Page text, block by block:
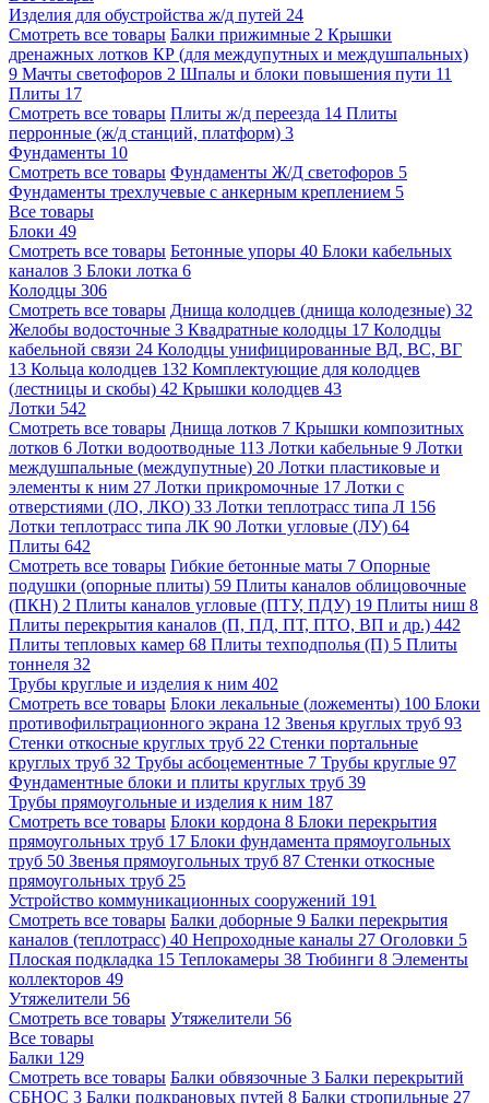
Изделия для обустройства ж/д путей 24
Смотреть все товары Балки прижимные 2 Крышки
дренажных лотков КР (для междупутных и междушпальных)
9 Мачты светофоров 2 Шпалы и блоки повышения пути 11
Плиты 17
Смотреть все товары Плиты ж/д переезда 14 Плиты
перронные (ж/д станций, платформ) 3
Фундаменты 10
Смотреть все товары Фундаменты Ж/Д светофоров 5
Фундаменты трехлучевые с анкерным креплением 5
Все товары
Блоки 49
Смотреть все товары Бетонные упоры 40 Блоки кабельных
каналов 3 Блоки лотка 6
Колодцы 306
Смотреть все товары Днища колодцев (днища колодезные) 32
Желобы водосточные 3 Квадратные колодцы 17 Колодцы
кабельной связи 24 Колодцы унифицированные ВД, ВС, ВГ
13 Кольца колодцев 132 Комплектующие для колодцев
(лестницы и скобы) 42 Крышки колодцев 43
Лотки 542
Смотреть все товары Днища лотков 7 Крышки композитных
лотков 6 Лотки водоотводные 113 Лотки кабельные 9 Лотки
междушпальные (междупутные) 20 Лотки пластиковые и
элементы к ним 27 Лотки прикромочные 17 Лотки с
отверстиями (ЛО, ЛКО) 33 Лотки теплотрасс типа Л 156
Лотки теплотрасс типа ЛК 90 Лотки угловые (ЛУ) 64
Плиты 642
Смотреть все товары Гибкие бетонные маты 7 Опорные
подушки (опорные плиты) 59 Плиты каналов облицовочные
(ПКН) 2 Плиты каналов угловые (ПТУ, ПДУ) 19 Плиты ниш 8
Плиты перекрытия каналов (П, ПД, ПТ, ПТО, ВП и др.) 442
Плиты тепловых камер 68 Плиты техподполья (П) 5 Плиты
тоннеля 32
Трубы круглые и изделия к ним 402
Смотреть все товары Блоки лекальные (ложементы) 100 Блоки
противофильтрационного экрана 12 Звенья круглых труб 93
Стенки откосные круглых труб 22 Стенки портальные
круглых труб 32 Трубы асбоцементные 7 Трубы круглые 97
Фундаментные блоки и плиты круглых труб 39
Трубы прямоугольные и изделия к ним 187
Смотреть все товары Блоки кордона 8 Блоки перекрытия
прямоугольных труб 17 Блоки фундамента прямоугольных
труб 50 Звенья прямоугольных труб 87 Стенки откосные
прямоугольных труб 25
Устройство коммуникационных сооружений 191
Смотреть все товары Балки доборные 9 Балки перекрытия
каналов (теплотрасс) 40 Непроходные каналы 27 Оголовки 5
Плоская подкладка 15 Теплокамеры 38 Тюбинги 8 Элементы
коллекторов 49
Утяжелители 56
Смотреть все товары Утяжелители 56
Все товары
Балки 129
Смотреть все товары Балки обвязочные 3 Балки перекрытий
СБНОС 3 Балки подкрановых путей 8 Балки стропильные 27